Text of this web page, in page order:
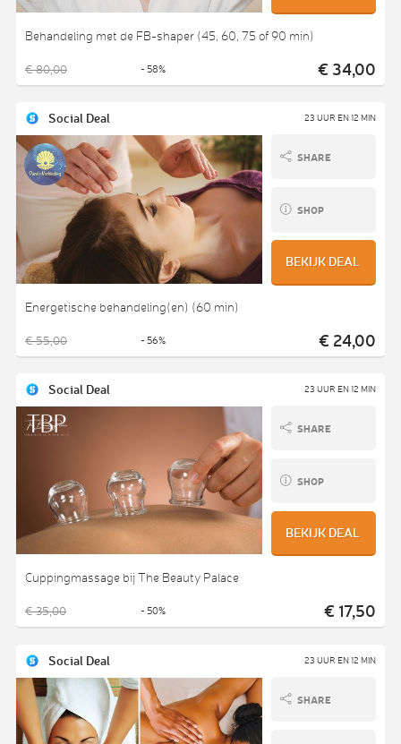
Behandeling met de FB-shaper (45, 60, 75 of 90 min)
€ 80,00 - 58% € 34,00
Social Deal 23 UUR EN 12 MIN
SHARE
SHOP
BEKIJK DEAL
Energetische behandeling(en) (60 min)
€ 55,00 - 56% € 24,00
Social Deal 23 UUR EN 12 MIN
SHARE
SHOP
BEKIJK DEAL
Cuppingmassage bij The Beauty Palace
€ 35,00 - 50% € 17,50
Social Deal 23 UUR EN 12 MIN
SHARE